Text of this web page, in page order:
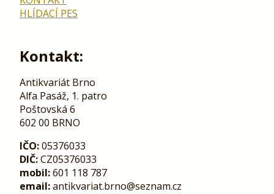
HLÍDACÍ PES
Kontakt:
Antikvariát Brno
Alfa Pasáž, 1. patro
Poštovská 6
602 00 BRNO
IČO:05376033
DIČ:CZ05376033
mobil:601 118 787
email:antikvariat.brno@seznam.cz